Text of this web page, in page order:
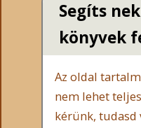
Segíts
könyvek
Az oldal
nem lehet
kérünk, tudasd